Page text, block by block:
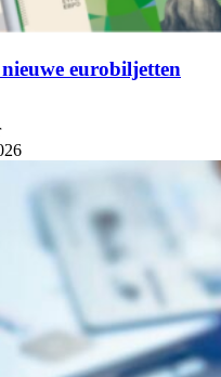
eurobiljetten